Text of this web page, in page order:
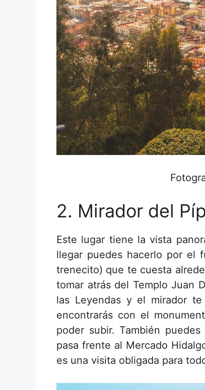
2. Mirador del
Este lugar tiene la vista
llegar puedes hacerlo por el
trenecito) que te cuesta
tomar atrás del Templo Juan
las Leyendas y el mirador
encontrarás con el
poder subir. También
pasa frente al Mercado
es una visita obligada para